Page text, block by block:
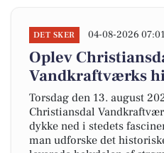
DET SKER 04-08-2026 07:01
Oplev
Vandkraftværks
Torsdag den 13. august
Christiansdal
dykke ned i stedets
man udforske det